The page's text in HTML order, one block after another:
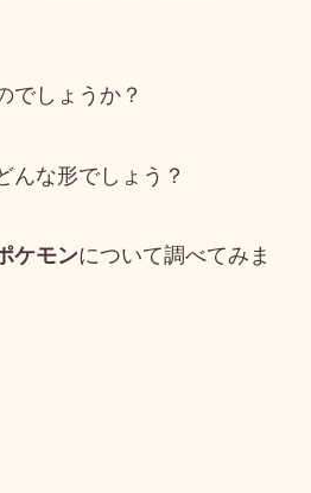
でしょうか？
んな形でしょう？
ケモンについて調べてみま